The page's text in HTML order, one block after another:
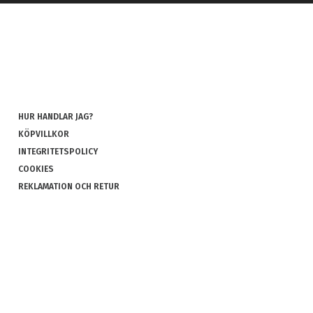
HUR HANDLAR JAG?
KÖPVILLKOR
INTEGRITETSPOLICY
COOKIES
REKLAMATION OCH RETUR